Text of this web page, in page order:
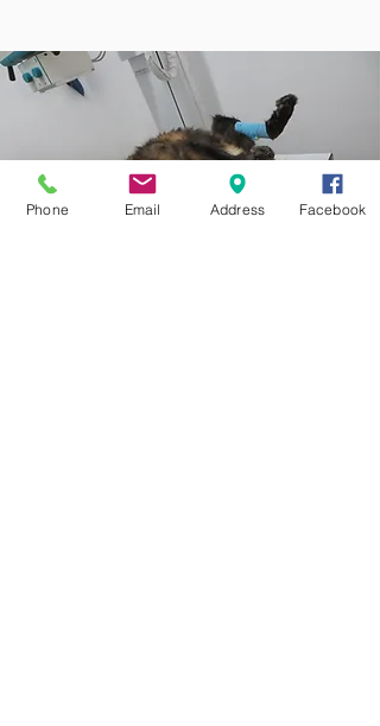
Phone Email Address Facebook